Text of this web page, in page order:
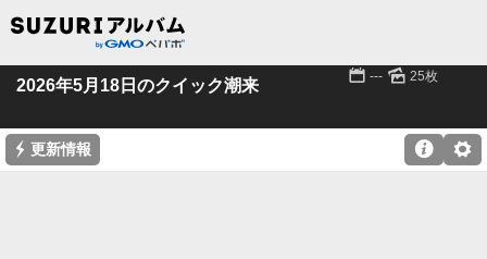
2026年5月18日のクイック潮来 📅 --- 🌄 25枚
⚡ 更新情報 ⚙
